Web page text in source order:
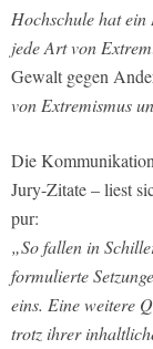
Hochschule hat
jede Art von
Gewalt gegen
von Extremismus
Die
Jury-Zitate – liest
pur:
„So fallen in
formulierte
eins. Eine weitere
trotz ihrer